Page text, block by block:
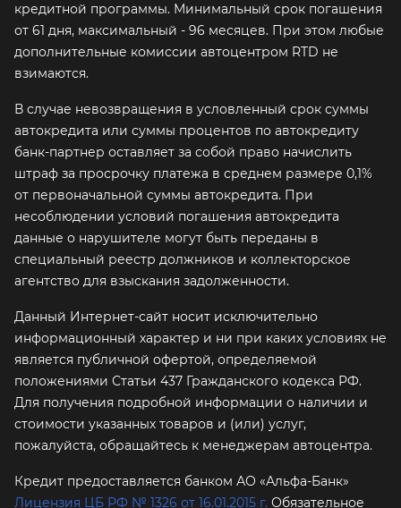
кредитной программы. Минимальный срок погашения
от 61 дня, максимальный - 96 месяцев. При этом любые
дополнительные комиссии автоцентром RTD не
взимаются.
В случае невозвращения в условленный срок суммы
автокредита или суммы процентов по автокредиту
банк-партнер оставляет за собой право начислить
штраф за просрочку платежа в среднем размере 0,1%
от первоначальной суммы автокредита. При
несоблюдении условий погашения автокредита
данные о нарушителе могут быть переданы в
специальный реестр должников и коллекторское
агентство для взыскания задолженности.
Данный Интернет-сайт носит исключительно
информационный характер и ни при каких условиях не
является публичной офертой, определяемой
положениями Статьи 437 Гражданского кодекса РФ.
Для получения подробной информации о наличии и
стоимости указанных товаров и (или) услуг,
пожалуйста, обращайтесь к менеджерам автоцентра.
Кредит предоставляется банком АО «Альфа-Банк»
Лицензия ЦБ РФ № 1326 от 16.01.2015 г. Обязательное